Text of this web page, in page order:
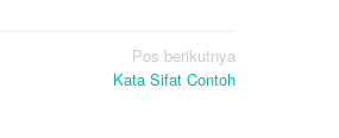
Pos berikutnya
Kata Sifat Contoh